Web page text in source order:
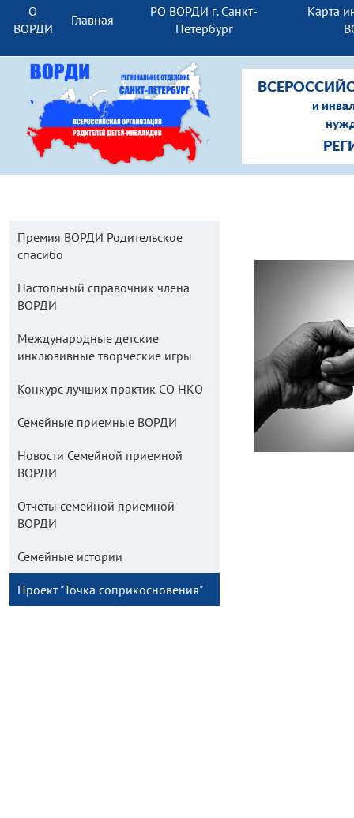
О
ВОРДИ
Главная
РО ВОРДИ г. Санкт-
Петербург
Карта
и
Премия ВОРДИ Родительское
спасибо
Настольный справочник члена
ВОРДИ
Международные детские
инклюзивные творческие игры
Конкурс лучших практик СО НКО
Семейные приемные ВОРДИ
Новости Семейной приемной
ВОРДИ
Отчеты семейной приемной
ВОРДИ
Семейные истории
Проект "Точка соприкосновения"